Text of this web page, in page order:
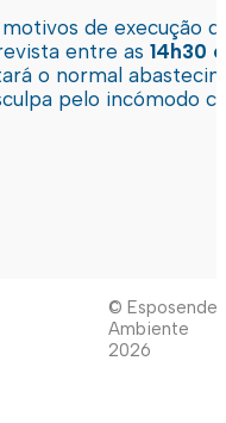
de execução
entre as 14h30
o normal
pelo incómodo
© Esposende
Ambiente
2026